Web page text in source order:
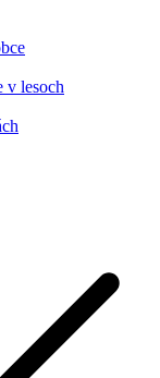
v lesoch